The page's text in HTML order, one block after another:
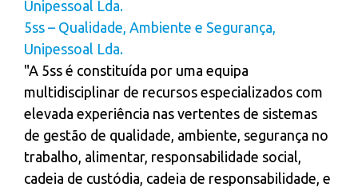
5ss – Qualidade, Ambiente e Segurança,
Unipessoal Lda.
"A 5ss é constituída por uma equipa
multidisciplinar de recursos especializados com
elevada experiência nas vertentes de sistemas
de gestão de qualidade, ambiente, segurança no
trabalho, alimentar, responsabilidade social,
cadeia de custódia, cadeia de responsabilidade, e